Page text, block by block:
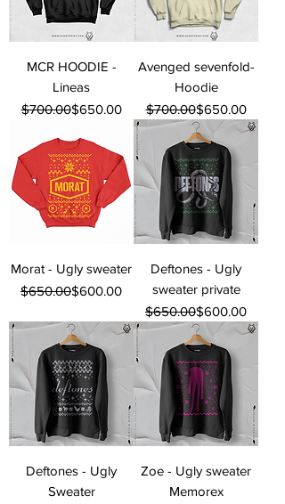
MCR HOODIE -
Lineas
Precio
$700.00Precio de oferta
$650.00
Avenged sevenfold-
Hoodie
Precio
$700.00Precio de oferta
$650.00
Morat - Ugly sweater
Precio
$650.00Precio de oferta
$600.00
Deftones - Ugly
sweater private
Precio
$650.00Precio de oferta
$600.00
Deftones - Ugly
Sweater
Zoe - Ugly sweater
Memorex